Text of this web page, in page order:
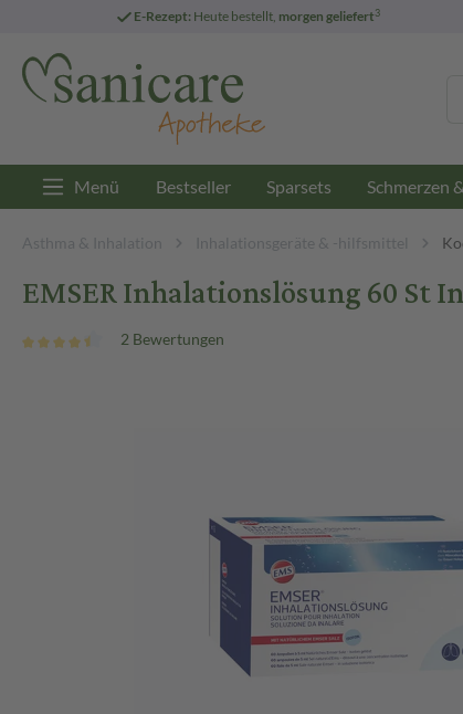
E-Rezept: Heute bestellt, morgen geliefert3
Menü Bestseller Sparsets Schmerzen
Asthma & Inhalation Inhalationsgeräte & -hilfsmittel
EMSER Inhalationslösung 60 St
2 Bewertungen